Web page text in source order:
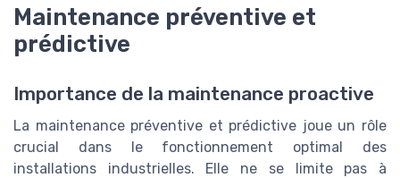
Maintenance préventive et
prédictive
Importance de la maintenance proactive
La maintenance préventive et prédictive joue un rôle
crucial dans le fonctionnement optimal des
installations industrielles. Elle ne se limite pas à